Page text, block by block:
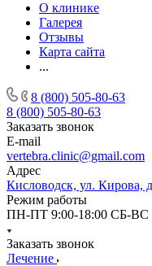
О клинике
Галерея
Отзывы
Карта сайта
...
8 (800) 505-80-63
8 (800) 505-80-63
Заказать звонок
E-mail
vertebra.clinic@gmail.com
Адрес
Кисловодск, ул. Кирова,
Режим работы
ПН-ПТ 9:00-18:00 СБ-ВС
Заказать звонок
Лечение